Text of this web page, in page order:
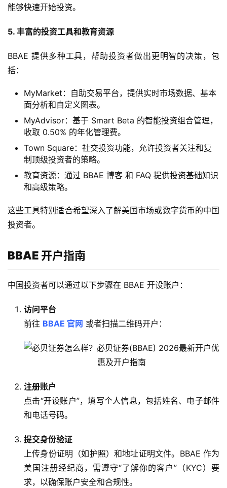
能够快速开始投资。
5. 丰富的投资工具和教育资源
BBAE 提供多种工具，帮助投资者做出更明智的决策，包
括：
MyMarket：自助交易平台，提供实时市场数据、基本
面分析和自定义图表。
MyAdvisor：基于 Smart Beta 的智能投资组合管理，
收取 0.50% 的年化管理费。
Town Square：社交投资功能，允许投资者关注和复
制顶级投资者的策略。
教育资源：通过 BBAE 博客 和 FAQ 提供投资基础知识
和高级策略。
这些工具特别适合希望深入了解美国市场或数字货币的中国
投资者。
BBAE 开户指南
中国投资者可以通过以下步骤在 BBAE 开设账户：
访问平台
前往 BBAE 官网 或者扫描二维码开户：
注册账户
点击“开设账户”，填写个人信息，包括姓名、电子邮件
和电话号码。
提交身份验证
上传身份证明（如护照）和地址证明文件。BBAE 作为
美国注册经纪商，需遵守“了解你的客户”（KYC）要
求，以确保账户安全和合规性。